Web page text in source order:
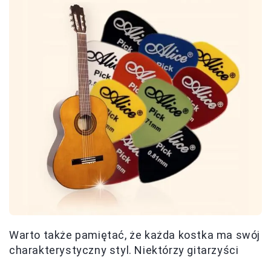
Warto także pamiętać, że każda kostka ma swój
charakterystyczny styl. Niektórzy gitarzyści